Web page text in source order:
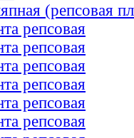
(репсовая
репсовая
репсовая
репсовая
репсовая
репсовая
репсовая